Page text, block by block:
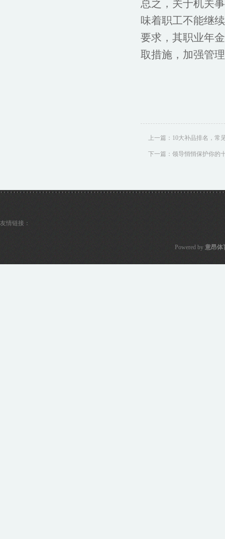
总之，关于机关
味着职工不能继
要求，其职业年
取措施，加强管
上一篇： 10大补品排名，常
下一篇： 领导悄悄保护你的
友情链接：
Powered by 意昂体